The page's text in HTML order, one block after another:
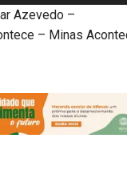
Azevedo –
– Minas